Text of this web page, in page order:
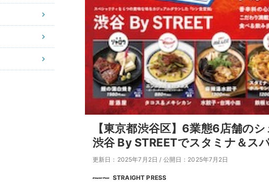
【東京都渋谷区】6業態6店舗の
渋谷 By STREETでスタミナ＆ス
更新日：2025年7月2日 / 公開日：2025年7月2日
STRAIGHT PRESS